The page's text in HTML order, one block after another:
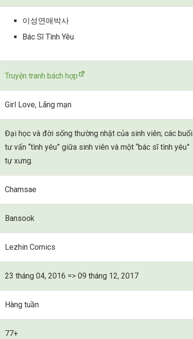
이성연애박사
Bác Sĩ Tình Yêu
Truyện tranh bách hợp
Girl Love, Lãng mạn
Đại học và đời sống thường nhật của sinh viên; các buổi
tư vấn “tình yêu” giữa sinh viên và một “bác sĩ tình yêu”
tự xưng.
Chamsae
Bansook
Lezhin Comics
23 tháng 04, 2016 => 09 tháng 12, 2017
Hàng tuần
77+